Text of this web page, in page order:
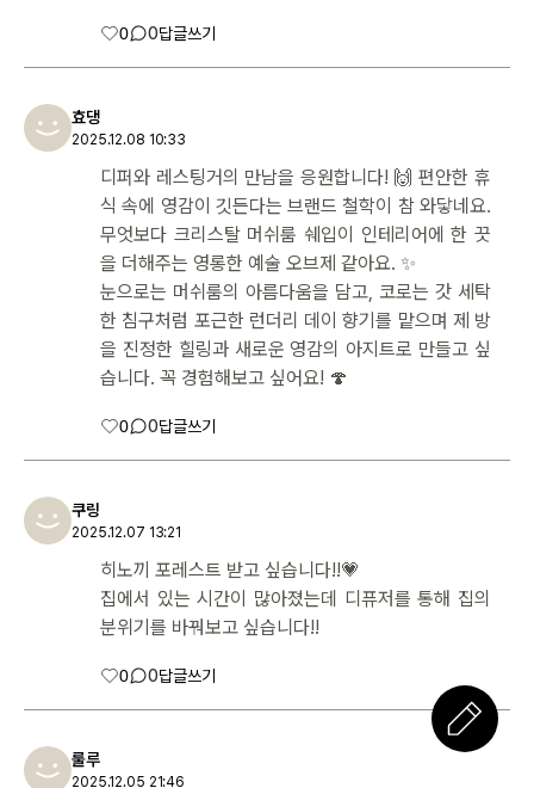
0 0답글쓰기
효댕
2025.12.08 10:33
디퍼와 레스팅거의 만남을 응원합니다! 🙌 편안한 휴
식 속에 영감이 깃든다는 브랜드 철학이 참 와닿네요.
무엇보다 크리스탈 머쉬룸 쉐입이 인테리어에 한 끗
을 더해주는 영롱한 예술 오브제 같아요. ✨
눈으로는 머쉬룸의 아름다움을 담고, 코로는 갓 세탁
한 침구처럼 포근한 런더리 데이 향기를 맡으며 제 방
을 진정한 힐링과 새로운 영감의 아지트로 만들고 싶
습니다. 꼭 경험해보고 싶어요! 🍄
0 0답글쓰기
쿠링
2025.12.07 13:21
히노끼 포레스트 받고 싶습니다!!💗
집에서 있는 시간이 많아졌는데 디퓨저를 통해 집의
분위기를 바꿔보고 싶습니다!!
0 0답글쓰기
룰루
2025.12.05 21:46